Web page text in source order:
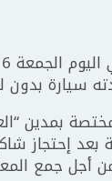
سيارة بدون
بمدين
بعد
جمع